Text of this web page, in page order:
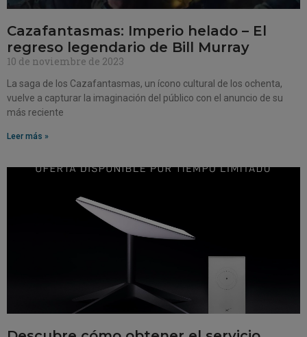
Cazafantasmas: Imperio helado – El
regreso legendario de Bill Murray
10 de noviembre de 2023
La saga de los Cazafantasmas, un ícono cultural de los ochenta,
vuelve a capturar la imaginación del público con el anuncio de su
más reciente
Leer más »